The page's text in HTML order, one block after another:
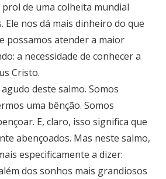
de uma colheita mundial
Ele nos dá mais dinheiro do que
possamos atender a maior
a necessidade de conhecer a
Cristo.
deste salmo. Somos
uma bênção. Somos
E, claro, isso significa que
abençoados. Mas neste salmo,
especificamente a dizer:
dos sonhos mais grandiosos